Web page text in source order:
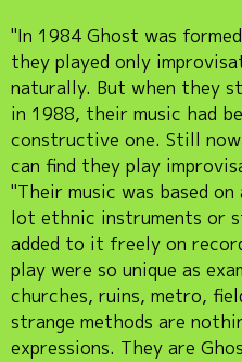
"In 1984 Ghost was
they played only
naturally. But when they
in 1988, their music had
constructive one. Still
can find they play
"Their music was based
lot ethnic instruments or
added to it freely on
play were so unique as
churches, ruins, metro,
strange methods are
expressions. They are